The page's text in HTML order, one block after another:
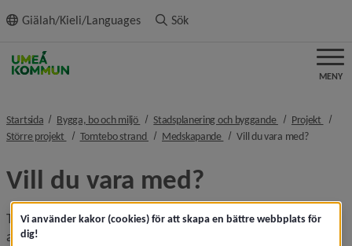
innehållet
Giälah/Kieli/Languages Sök
MENY
Startsida Bygga, bo och miljö nivå i brödsmulenavigeringen
Stadsplanering och byggande nivå i
Projekt
nivå
Större projekt
nivå i brödsmulenavigeringen
Tomtebo strand nivå i brödsmulenavigeringen
Medskapande nivå i brödsmulenavigeringen
Vill du vara med?nivå i
Vill du vara med?
Tomtebo strand ska skapas med stor delaktighet av bland
annat Umeåborna.
Vi använder kakor (cookies) för att skapa en bättre webbplats för
dig!